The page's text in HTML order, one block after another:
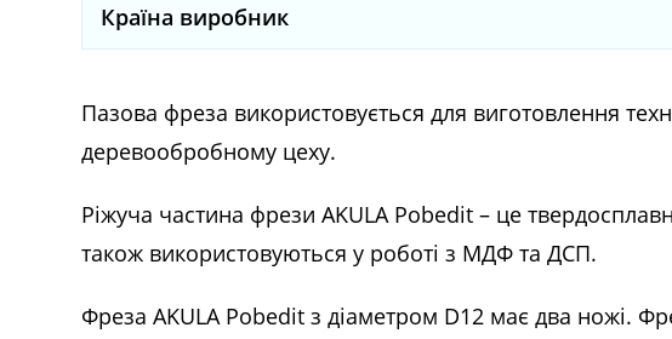
Країна виробник
Пазова фреза використовується для виготовлення
деревообробному цеху.
Ріжуча частина фрези AKULA Pobedit – це
також використовуються у роботі з МДФ та ДСП.
ФрезаAKULA Pobedit з діаметром D12 має два ножі.